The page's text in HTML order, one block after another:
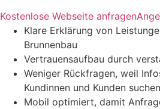
Kostenlose Webseite anfragen
Klare Erklärung von
Brunnenbau
Vertrauensaufbau durch
Weniger Rückfragen, weil
Kundinnen und Kunden suchen
Mobil optimiert, damit